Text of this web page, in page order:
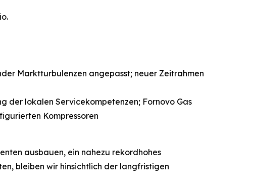
Marktturbulenzen angepasst; neuer Zeitrahmen
der lokalen Servicekompetenzen; Fornovo Gas
Kompressoren
ausbauen, ein nahezu rekordhohes
bleiben wir hinsichtlich der langfristigen